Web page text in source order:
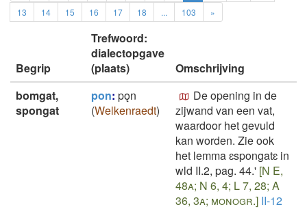
13
14 15 16 17 18 ... 103 »
Begrip
Trefwoord:
dialectopgave
(plaats)
Omschrijving
bomgat,
spongat
pon: pǫn
(Welkenraedt)
De opening in de
zijwand van een vat,
waardoor het gevuld
kan worden. Zie ook
het lemma ɛspongatɛ in
wld II.2, pag. 44.' [N E,
48a; N 6, 4; L 7, 28; A
36, 3a; monogr.] II-12